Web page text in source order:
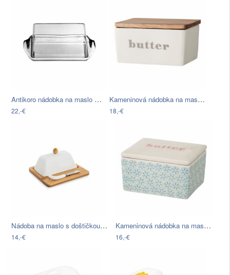
Antikoro nádobka na maslo WMF…
22,-€
Kameninová nádobka na maslo s viečkom z…
18,-€
Nádoba na maslo s doštičkou a nožom…
14,-€
Kameninová nádobka na maslo…
16,-€